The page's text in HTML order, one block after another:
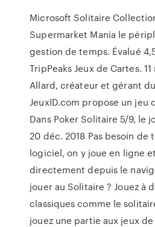
Microsoft Solitaire
Supermarket Mania le
gestion de temps. Évalué
TripPeaks Jeux de Cartes.
Allard, créateur et gérant
JeuxID.com propose un jeu
Dans Poker Solitaire 5/9, le
20 déc. 2018 Pas besoin de
logiciel, on y joue en ligne
directement depuis le
jouer au Solitaire ? Jouez à
classiques comme le
jouez une partie aux jeux